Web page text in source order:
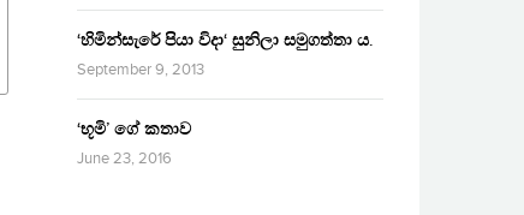
‘හිමින්සැරේ පියා විදා‘ සුනිලා සමුගත්තා ය.
September 9, 2013
‘භූමි’ ගේ කතාව
June 23, 2016